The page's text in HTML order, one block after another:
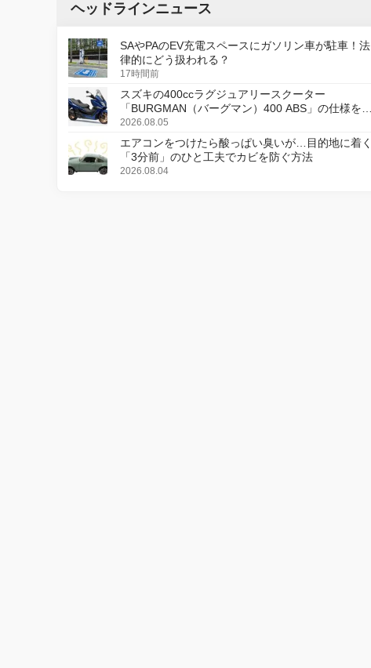
ヘッドラインニュース
SAやPAのEV充電スペースにガソリン車が駐車！法
律的にどう扱われる？
17時間前
スズキの400ccラグジュアリースクーター
「BURGMAN（バーグマン）400 ABS」の仕様を変
更し、8月18日に発売
2026.08.05
エアコンをつけたら酸っぱい臭いが…目的地に着く
「3分前」のひと工夫でカビを防ぐ方法
2026.08.04